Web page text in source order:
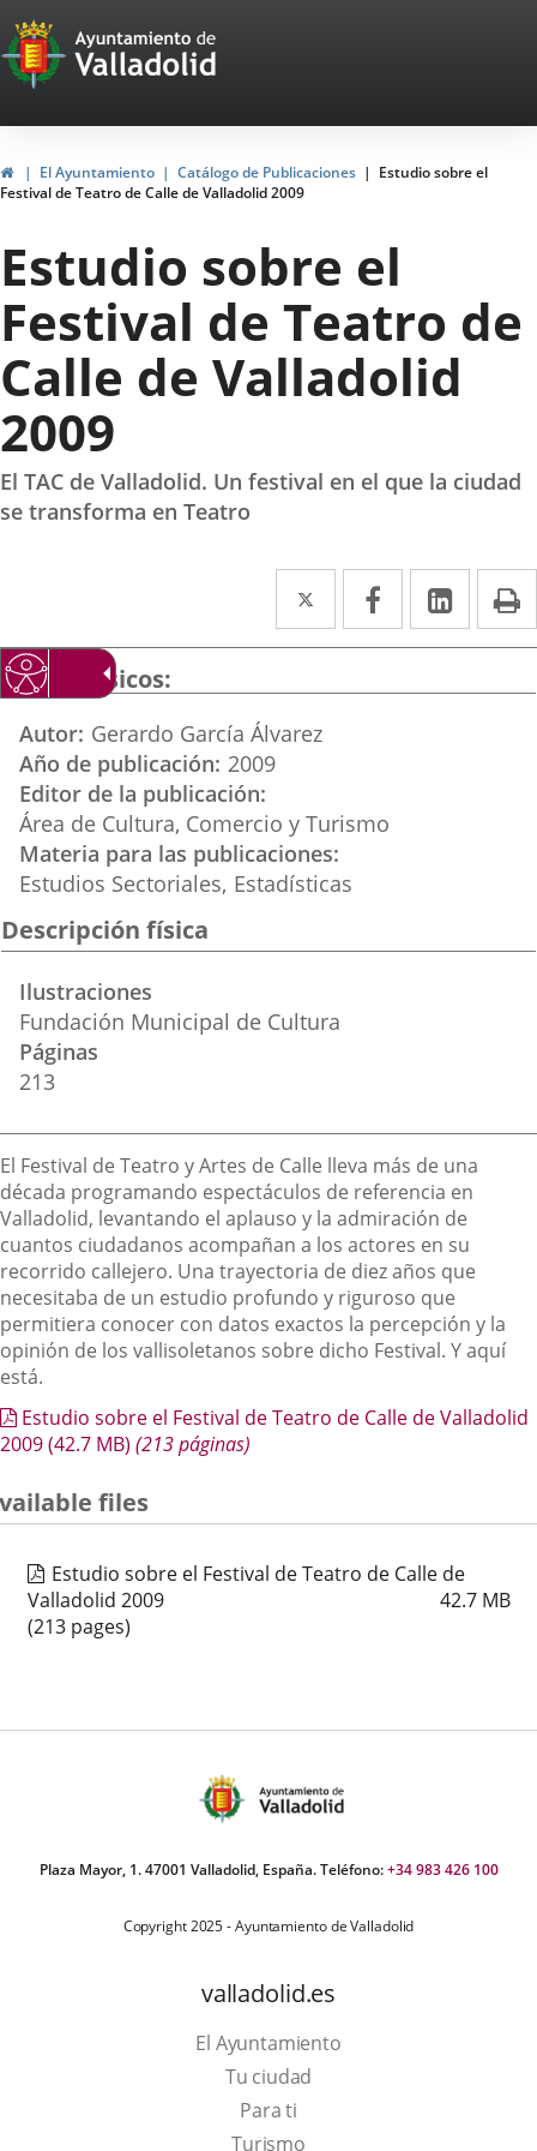
Portal
Web
del
Ayuntamiento
de
Valladolid
HomeEl Ayuntamiento Catálogo de Publicaciones
Estudio sobre el
Festival de Teatro de Calle de Valladolid 2009
Estudio sobre el
Festival de Teatro de
Calle de Valladolid
2009
El TAC de Valladolid. Un festival en el que la ciudad
se transforma en Teatro
Twitter
Enlace
a
externa.
Facebook
Enlace
a
Enlace
a
Datos básicos
Autor Gerardo García Álvarez
Año de publicación 2009
Editor de la publicación
Área de Cultura, Comercio y Turismo
Materia para las publicaciones
Estudios Sectoriales Estadísticas
Descripción física
Ilustraciones
Fundación Municipal de Cultura
Páginas
213
Descripción
El Festival de Teatro y Artes de Calle lleva más de una
década programando espectáculos de referencia en
Valladolid, levantando el aplauso y la admiración de
cuantos ciudadanos acompañan a los actores en su
recorrido callejero. Una trayectoria de diez años que
necesitaba de un estudio profundo y riguroso que
permitiera conocer con datos exactos la percepción y la
opinión de los vallisoletanos sobre dicho Festival. Y aquí
está.
Estudio sobre el Festival de Teatro de Calle de Valladolid
2009(42.7 MB) (213 páginas)
files
Estudio sobre el Festival de Teatro de Calle de
Valladolid 2009
42.7 MB
(213 pages)
Plaza Mayor, 1. 47001 Valladolid, España. Teléfono:+34 983 426 100
Copyright 2025 - Ayuntamiento de Valladolid
valladolid.es
El Ayuntamiento
Tu ciudad
Para ti
TurismoThis